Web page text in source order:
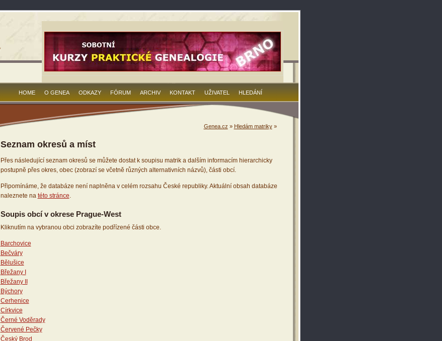
HOME O GENEA ODKAZY FÓRUM ARCHIV KONTAKT UŽIVATEL HLEDÁNÍ
Genea.cz » Hledám matriky»
Seznam okresů a míst
Přes následující seznam okresů se můžete dostat k soupisu matrik a dalším informacím hierarchicky
postupně přes okres, obec (zobrazí se včetně různých alternativních názvů), části obcí.
Připomínáme, že databáze není naplněna v celém rozsahu České republiky. Aktuální obsah databáze
naleznete na této stránce.
Soupis obcí v okrese Prague-West
Kliknutím na vybranou obci zobrazíte podřízené části obce.
Barchovice
Bečváry
Bělušice
Břežany I
Břežany II
Býchory
Cerhenice
Církvice
Černé Voděrady
Červené Pečky
Český Brod